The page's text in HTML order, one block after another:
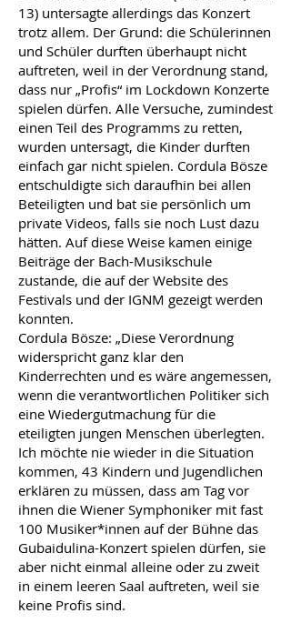
13) untersagte allerdings das Konzert
trotz allem. Der Grund: die Schülerinnen
und Schüler durften überhaupt nicht
auftreten, weil in der Verordnung stand,
dass nur „Profis“ im Lockdown Konzerte
spielen dürfen. Alle Versuche, zumindest
einen Teil des Programms zu retten,
wurden untersagt, die Kinder durften
einfach gar nicht spielen. Cordula Bösze
entschuldigte sich daraufhin bei allen
Beteiligten und bat sie persönlich um
private Videos, falls sie noch Lust dazu
hätten. Auf diese Weise kamen einige
Beiträge der Bach-Musikschule
zustande, die auf der Website des
Festivals und der IGNM gezeigt werden
konnten.
Cordula Bösze: „Diese Verordnung
widerspricht ganz klar den
Kinderrechten und es wäre angemessen,
wenn die verantwortlichen Politiker sich
eine Wiedergutmachung für die
eteiligten jungen Menschen überlegten.
Ich möchte nie wieder in die Situation
kommen, 43 Kindern und Jugendlichen
erklären zu müssen, dass am Tag vor
ihnen die Wiener Symphoniker mit fast
100 Musiker*innen auf der Bühne das
Gubaidulina-Konzert spielen dürfen, sie
aber nicht einmal alleine oder zu zweit
in einem leeren Saal auftreten, weil sie
keine Profis sind.